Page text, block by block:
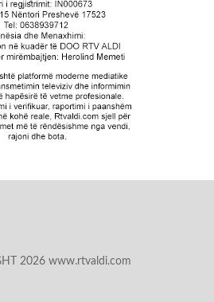
2026 www.rtvaldi.com